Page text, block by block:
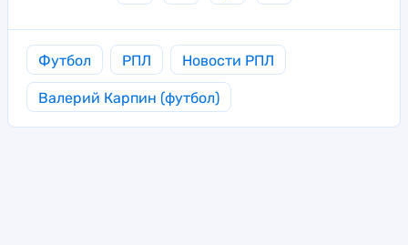
Футбол РПЛ Новости РПЛ
Валерий Карпин (футбол)